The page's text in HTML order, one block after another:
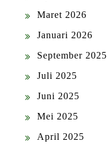
Maret 2026
Januari 2026
September 2025
Juli 2025
Juni 2025
Mei 2025
April 2025